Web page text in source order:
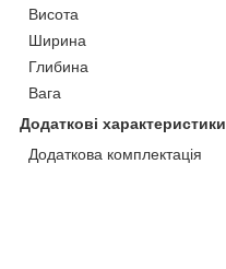
Висота
Ширина
Глибина
Вага
Додаткові характеристики
Додаткова комплектація